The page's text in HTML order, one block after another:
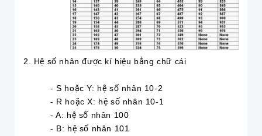
2. Hệ số nhân được kí hiệu bằng chữ cái
- S hoặc Y: hệ số nhân 10-2
- R hoặc X: hệ số nhân 10-1
- A: hệ số nhân 100
- B: hệ số nhân 101